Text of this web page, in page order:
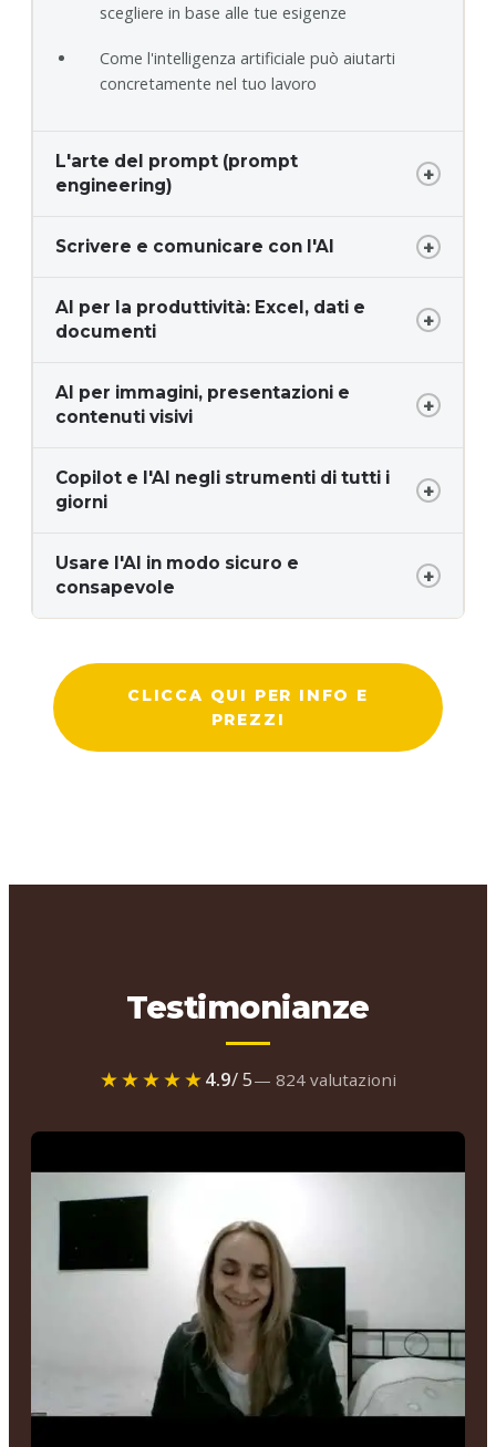
scegliere in base alle tue esigenze
Come l'intelligenza artificiale può aiutarti
concretamente nel tuo lavoro
L'arte del prompt (prompt
engineering)
Scrivere e comunicare con l'AI
AI per la produttività: Excel, dati e
documenti
AI per immagini, presentazioni e
contenuti visivi
Copilot e l'AI negli strumenti di tutti i
giorni
Usare l'AI in modo sicuro e
consapevole
CLICCA QUI PER INFO E
PREZZI
Testimonianze
★★★★★4.9/ 5— 824 valutazioni